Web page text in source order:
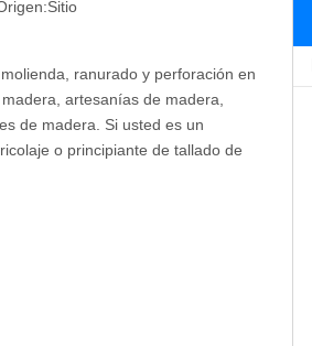
Sitio
ranurado y perforación en
artesanías de madera,
de madera. Si usted es un
o principiante de tallado de